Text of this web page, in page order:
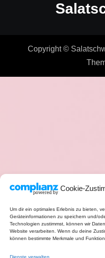
Cookie-
Um dir ein optimales Erlebnis zu bieten,
Geräteinformationen zu speichern und/
Technologien zustimmst, können wir
Website verarbeiten. Wenn du deine
können bestimmte Merkmale und
Dienste verwalten
Copyright ©